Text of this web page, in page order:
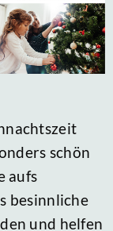
schön
aufs
besinnliche
und helfen